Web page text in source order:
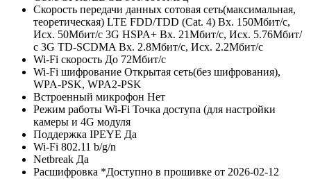
Скорость передачи данных сотовая сеть(максимальная,
теоретическая) LTE FDD/TDD (Cat. 4) Вх. 150Мбит/с,
Исх. 50Мбит/с 3G HSPA+ Вх. 21Мбит/с, Исх. 5.76Мбит/
с 3G TD-SCDMA Вх. 2.8Мбит/с, Исх. 2.2Мбит/с
Wi-Fi скорость До 72Мбит/с
Wi-Fi шифрование Открытая сеть(без шифрования),
WPA-PSK, WPA2-PSK
Встроенный микрофон Нет
Режим работы Wi-Fi Точка доступа (для настройки
камеры и 4G модуля
Поддержка IPEYE Да
Wi-Fi 802.11 b/g/n
Netbreak Да
Расшифровка *Доступно в прошивке от 2026-02-12